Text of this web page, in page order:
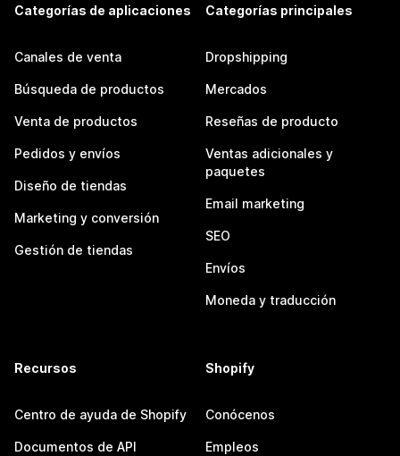
Categorías de aplicaciones
Canales de venta
Búsqueda de productos
Venta de productos
Pedidos y envíos
Diseño de tiendas
Marketing y conversión
Gestión de tiendas
Categorías principales
Dropshipping
Mercados
Reseñas de producto
Ventas adicionales y
paquetes
Email marketing
SEO
Envíos
Moneda y traducción
Recursos
Centro de ayuda de Shopify
Documentos de API
Shopify
Conócenos
Empleos